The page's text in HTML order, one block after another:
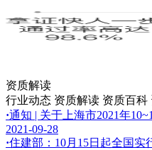
资质解读
行业动态 资质解读 资质百科
·通知 | 关于上海市2021年
2021-09-28
·住建部：10月15日起全国